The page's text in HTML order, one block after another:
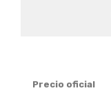
Precio oficial